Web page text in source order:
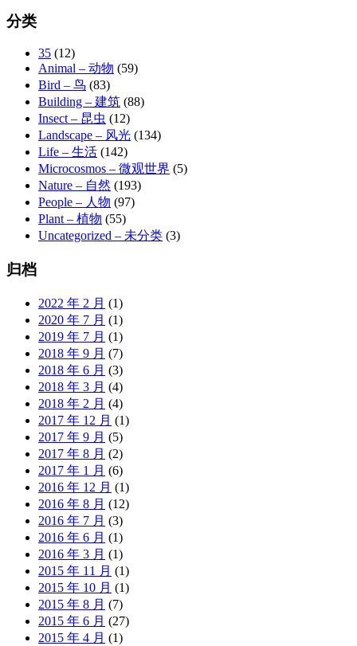
分类
35 (12)
Animal – 动物 (59)
Bird – 鸟 (83)
Building – 建筑 (88)
Insect – 昆虫 (12)
Landscape – 风光 (134)
Life – 生活 (142)
Microcosmos – 微观世界 (5)
Nature – 自然 (193)
People – 人物 (97)
Plant – 植物 (55)
Uncategorized – 未分类 (3)
归档
2022 年 2 月 (1)
2020 年 7 月 (1)
2019 年 7 月 (1)
2018 年 9 月 (7)
2018 年 6 月 (3)
2018 年 3 月 (4)
2018 年 2 月 (4)
2017 年 12 月 (1)
2017 年 9 月 (5)
2017 年 8 月 (2)
2017 年 1 月 (6)
2016 年 12 月 (1)
2016 年 8 月 (12)
2016 年 7 月 (3)
2016 年 6 月 (1)
2016 年 3 月 (1)
2015 年 11 月 (1)
2015 年 10 月 (1)
2015 年 8 月 (7)
2015 年 6 月 (27)
2015 年 4 月 (1)